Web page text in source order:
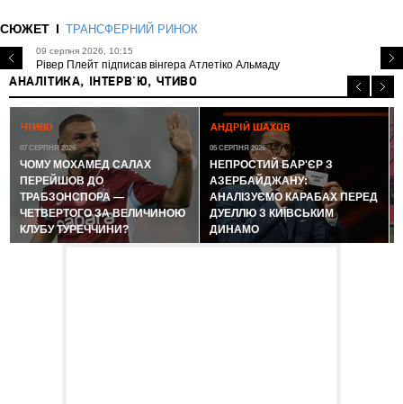
СЮЖЕТ ТРАНСФЕРНИЙ РИНОК
09 серпня 2026, 10:15
Рівер Плейт підписав вінгера Атлетіко Альмаду
АНАЛІТИКА, ІНТЕРВ'Ю, ЧТИВО
ЧТИВО
07 СЕРПНЯ 2026
ЧОМУ МОХАМЕД САЛАХ
ПЕРЕЙШОВ ДО
ТРАБЗОНСПОРА —
ЧЕТВЕРТОГО ЗА ВЕЛИЧИНОЮ
КЛУБУ ТУРЕЧЧИНИ?
АНДРІЙ ШАХОВ
05 СЕРПНЯ 2026
НЕПРОСТИЙ БАР'ЄР З
АЗЕРБАЙДЖАНУ:
АНАЛІЗУЄМО КАРАБАХ ПЕРЕД
ДУЕЛЛЮ З КИЇВСЬКИМ
ДИНАМО